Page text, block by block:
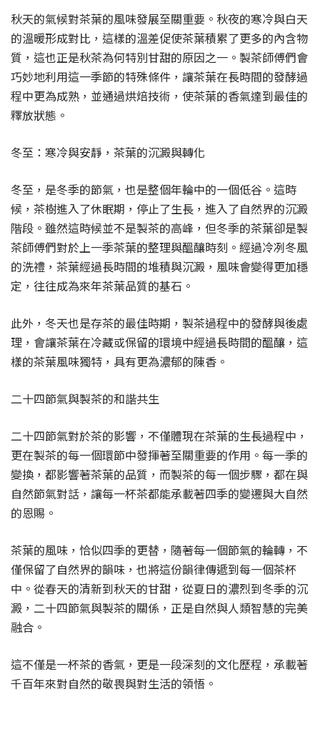
秋天的氣候對茶葉的風味發展至關重要。秋夜的寒冷與白天
的溫暖形成對比，這樣的溫差促使茶葉積累了更多的內含物
質，這也正是秋茶為何特別甘甜的原因之一。製茶師傅們會
巧妙地利用這一季節的特殊條件，讓茶葉在長時間的發酵過
程中更為成熟，並通過烘焙技術，使茶葉的香氣達到最佳的
釋放狀態。
冬至：寒冷與安靜，茶葉的沉澱與轉化
冬至，是冬季的節氣，也是整個年輪中的一個低谷。這時
候，茶樹進入了休眠期，停止了生長，進入了自然界的沉澱
階段。雖然這時候並不是製茶的高峰，但冬季的茶葉卻是製
茶師傅們對於上一季茶葉的整理與醞釀時刻。經過冷冽冬風
的洗禮，茶葉經過長時間的堆積與沉澱，風味會變得更加穩
定，往往成為來年茶葉品質的基石。
此外，冬天也是存茶的最佳時期，製茶過程中的發酵與後處
理，會讓茶葉在冷藏或保留的環境中經過長時間的醞釀，這
樣的茶葉風味獨特，具有更為濃郁的陳香。
二十四節氣與製茶的和諧共生
二十四節氣對於茶的影響，不僅體現在茶葉的生長過程中，
更在製茶的每一個環節中發揮著至關重要的作用。每一季的
變換，都影響著茶葉的品質，而製茶的每一個步驟，都在與
自然節氣對話，讓每一杯茶都能承載著四季的變遷與大自然
的恩賜。
茶葉的風味，恰似四季的更替，隨著每一個節氣的輪轉，不
僅保留了自然界的韻味，也將這份韻律傳遞到每一個茶杯
中。從春天的清新到秋天的甘甜，從夏日的濃烈到冬季的沉
澱，二十四節氣與製茶的關係，正是自然與人類智慧的完美
融合。
這不僅是一杯茶的香氣，更是一段深刻的文化歷程，承載著
千百年來對自然的敬畏與對生活的領悟。